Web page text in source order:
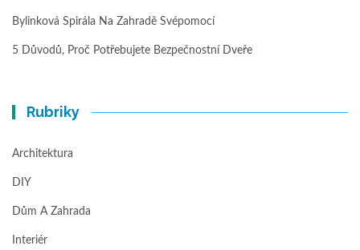
Bylinková Spirála Na Zahradě Svépomocí
5 Důvodů, Proč Potřebujete Bezpečnostní Dveře
Rubriky
Architektura
DIY
Dům A Zahrada
Interiér